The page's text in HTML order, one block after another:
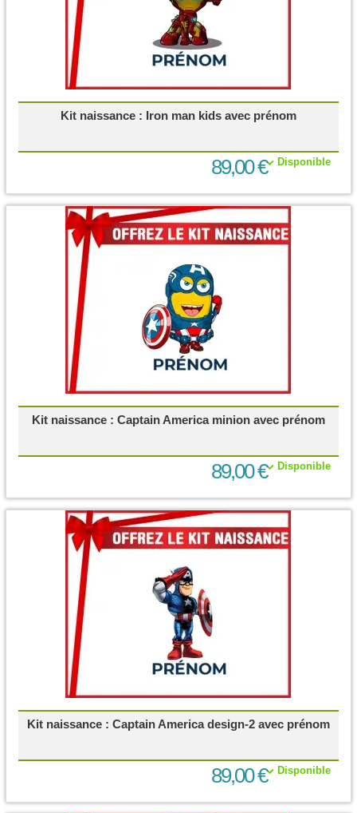
Kit naissance : Iron man kids avec prénom
Disponible
89,00 €
Kit naissance : Captain America minion avec prénom
Disponible
89,00 €
Kit naissance : Captain America design-2 avec prénom
Disponible
89,00 €